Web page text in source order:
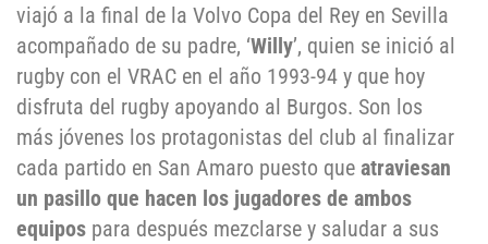
viajó a la final de la Volvo Copa del Rey en Sevilla
acompañado de su padre, ‘Willy’, quien se inició al
rugby con el VRAC en el año 1993-94 y que hoy
disfruta del rugby apoyando al Burgos. Son los
más jóvenes los protagonistas del club al finalizar
cada partido en San Amaro puesto que atraviesan
un pasillo que hacen los jugadores de ambos
equipos para después mezclarse y saludar a sus